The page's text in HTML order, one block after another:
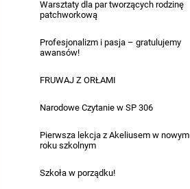
Warsztaty dla par tworzących rodzinę
patchworkową
Profesjonalizm i pasja – gratulujemy
awansów!
FRUWAJ Z ORŁAMI
Narodowe Czytanie w SP 306
Pierwsza lekcja z Akeliusem w nowym
roku szkolnym
Szkoła w porządku!